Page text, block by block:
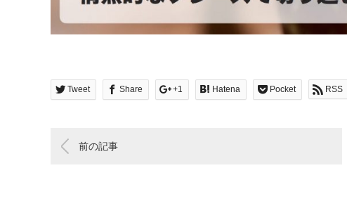
Tweet Share +1 Hatena Pocket RSS
前の記事